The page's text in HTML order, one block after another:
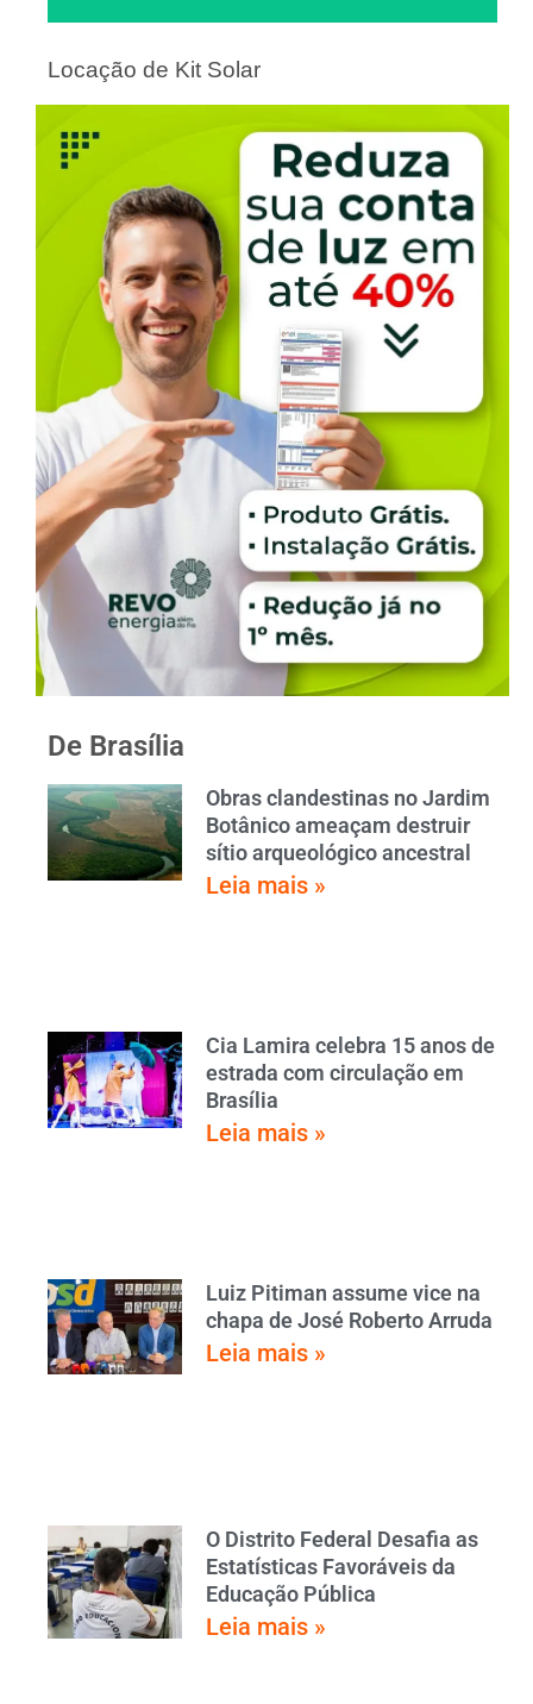
Locação de Kit Solar
De Brasília
Obras clandestinas no Jardim
Botânico ameaçam destruir
sítio arqueológico ancestral
Leia mais »
Cia Lamira celebra 15 anos de
estrada com circulação em
Brasília
Leia mais »
Luiz Pitiman assume vice na
chapa de José Roberto Arruda
Leia mais »
O Distrito Federal Desafia as
Estatísticas Favoráveis da
Educação Pública
Leia mais »